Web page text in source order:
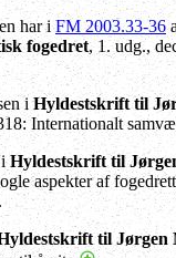
har iFM 2003.33-36
fogedret, 1. udg.,
iHyldestskrift til
Internationalt
iHyldestskrift til
aspekter af
til Jørgen